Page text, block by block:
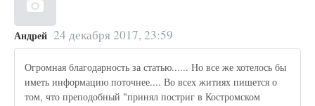
Андрей 24 декабря 2017, 23:59
Огромная благодарность за статью...... Но все же хотелось бы
иметь информацию поточнее.... Во всех житиях пишется о
том, что преподобный "принял постриг в Костромском